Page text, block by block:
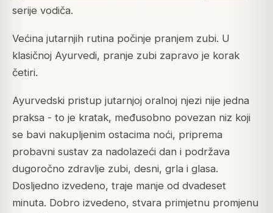
serije vodiča.
Većina jutarnjih rutina počinje pranjem zubi. U
klasičnoj Ayurvedi, pranje zubi zapravo je korak
četiri.
Ayurvedski pristup jutarnjoj oralnoj njezi nije jedna
praksa - to je kratak, međusobno povezan niz koji
se bavi nakupljenim ostacima noći, priprema
probavni sustav za nadolazeći dan i podržava
dugoročno zdravlje zubi, desni, grla i glasa.
Dosljedno izvedeno, traje manje od dvadeset
minuta. Dobro izvedeno, stvara primjetnu promjenu